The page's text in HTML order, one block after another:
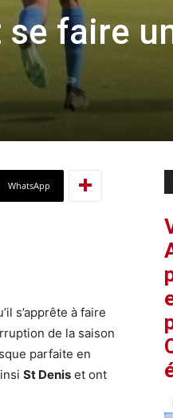
se faire
WhatsApp
s’apprête à faire
de la saison
parfaite en
St Denis ​ et ont